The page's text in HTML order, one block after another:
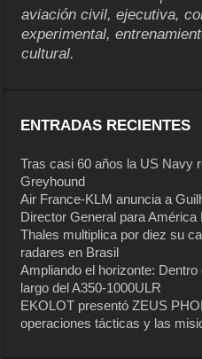
aviación civil, ejecutiva,
experimental,
cultural.
ENTRADAS RECIENTES
Tras casi 60 años la US Navy
Greyhound
Air France-KLM anuncia a
Director General para América
Thales multiplica por diez su
radares en Brasil
Ampliando el horizonte:
largo del A350-1000ULR
EKOLOT presentó ZEUS
operaciones tácticas y las